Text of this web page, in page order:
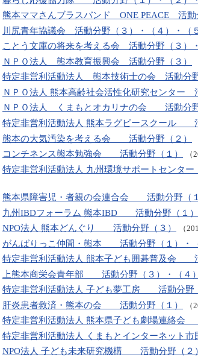
熊本ママさんブラスバンド ONE PEACE 活動
川尻青年協議会 活動分野（３）・（４）・（５
ことう文庫の将来を考える会 活動分野（３）・
ＮＰＯ法人 熊本教育振興会 活動分野（３）
特定非営利活動法人 熊本技術士の会 活動分野
ＮＰＯ法人 熊本高齢社会活性化研究センター
ＮＰＯ法人 くまもとオカリナの会 活動分野
特定非営利活動法人 熊本ラグビースクール
熊本の大気汚染を考える会 活動分野（２）
コンチネンス熊本勉強会 活動分野（１）
特定非営利活動法人 九州環境サポートセン
熊本県障害児・者親の会連合会 活動分野（１
九州IBDフォーラム 熊本IBD 活動分野（１）
NPO法人 熊本どんぐり 活動分野（３） （
がんばりっこ仲間・熊本 活動分野（１）・（
特定非営利活動法人 熊本子ども囲碁普及会
上熊本商栄会青年部 活動分野（３）・（４）
特定非営利活動法人 子ども夢工房 活動分野
肝炎患者救済・熊本の会 活動分野（１）
特定非営利活動法人 熊本県子ども劇場連絡会
特定非営利活動法人 くまもとインターネット
NPO法人 子ども未来研究機構 活動分野（２